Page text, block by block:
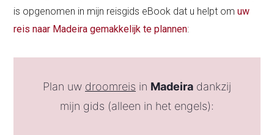
is opgenomen in mijn reisgids eBook dat u helpt omuw
reis naar Madeira gemakkelijk te plannen:
Plan uw droomreis in Madeira dankzij
mijn gids (alleen in het engels):